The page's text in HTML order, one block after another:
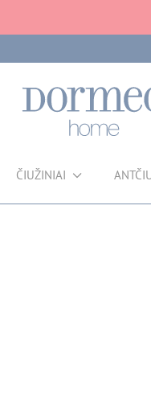
ČIUŽINIAI